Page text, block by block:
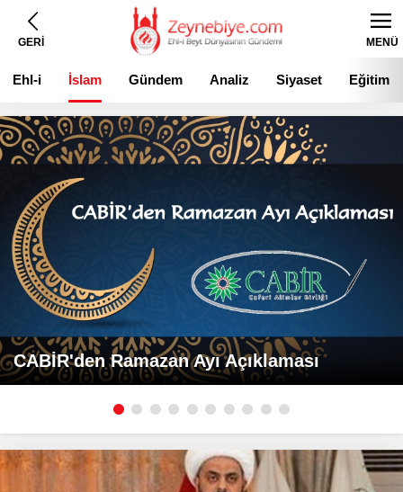
GERİ MENÜ
Ehl-i
Beyt
İslam Gündem Analiz Siyaset Eğitim
CABİR'den Ramazan Ayı Açıklaması